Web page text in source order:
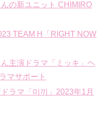
の新ユニット CHIMIRO
TEAM H「RIGHT NOW
主演ドラマ「ミッキ」ヘ
マサポート
ラマ「미끼」2023年1月